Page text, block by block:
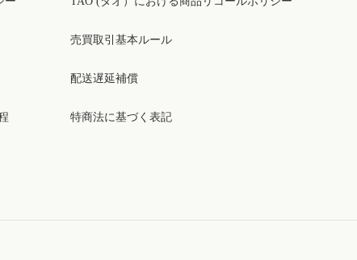
売買取引基本ルール
配送遅延補償
特商法に基づく表記